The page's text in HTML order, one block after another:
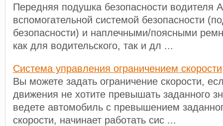
Передняя подушка безопасности водителя
вспомогательной системой безопасности
безопасности) и наплечными/поясными
как для водительского, так и дл ...
Система управления ограничением скорости
Вы можете задать ограничение скорости,
движения не хотите превышать заданного
ведете автомобиль с превышением
скорости, начинает работать сис ...